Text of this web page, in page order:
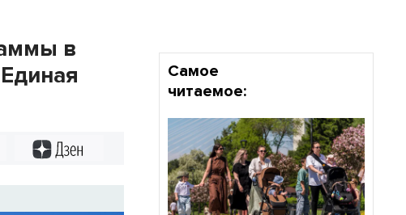
в
Самое
читаемое: